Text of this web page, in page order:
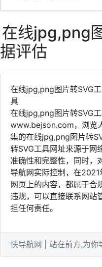
在线jpg,png
据评估
在线jpg,png图片转SVG
具
在线jpg,png图片转SVG工
www.bejson.com，浏览
集的在线jpg,png图片转
转SVG工具网址来源于网
准确性和完整性，同时，
导航网实际控制，在
网页上的内容，都属于合
违规，可以直接联系网站
担任何责任。
快导航网 | 站在前方,为你